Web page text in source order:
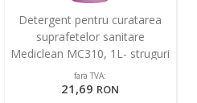
Detergent pentru curatarea
suprafetelor sanitare
Mediclean MC310, 1L- struguri
fara TVA:
21,69 RON